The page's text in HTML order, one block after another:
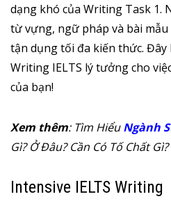
dạng khó của Writing Task 1.
từ vựng, ngữ pháp và bài
tận dụng tối đa kiến thức. Đây
Writing IELTS lý tưởng cho
của bạn!
Xem thêm: Tìm HiểuNgành
Gì? Ở Đâu? Cần Có Tố Chất Gì?
Intensive IELTS Writing